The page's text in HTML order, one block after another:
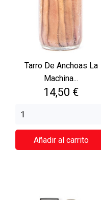
Tarro De Anchoas La
Machina...
Precio
14,50 €
Añadir al carrito